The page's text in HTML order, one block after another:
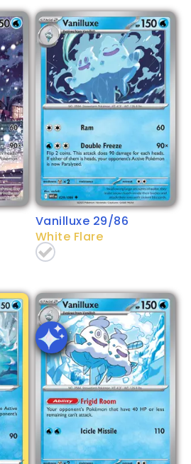
Vanilluxe 29/86
White Flare